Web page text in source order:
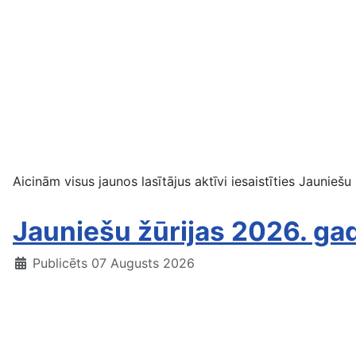
Aicinām visus jaunos lasītājus aktīvi iesaistīties
Jauniešu žūrijas 2026.
Publicēts 07 Augusts 2026